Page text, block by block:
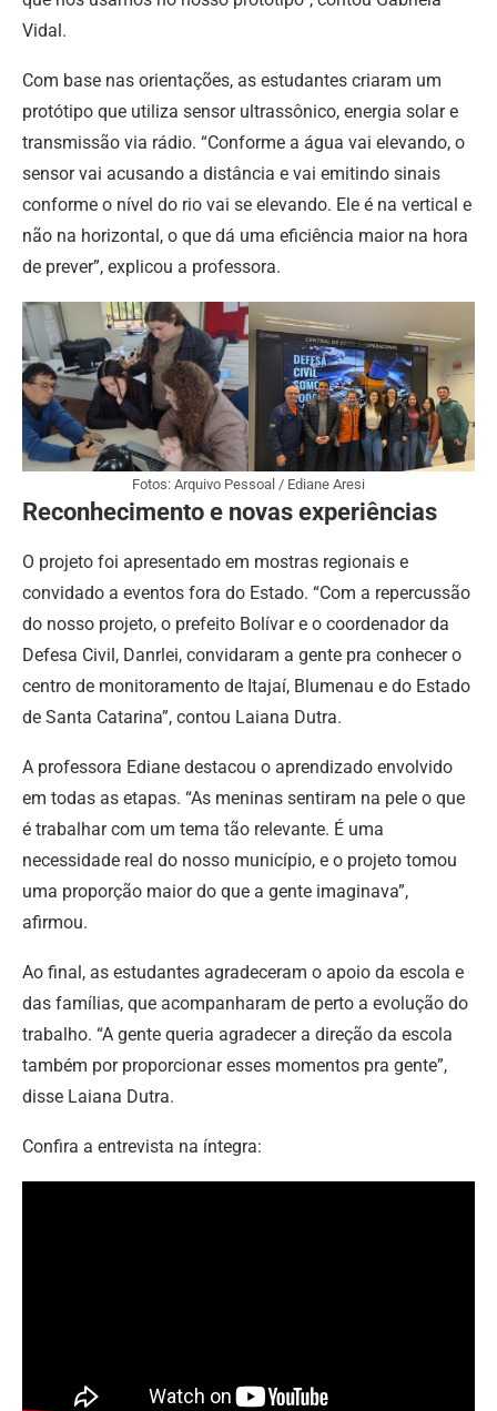
Vidal.
Com base nas orientações, as estudantes criaram um
protótipo que utiliza sensor ultrassônico, energia solar e
transmissão via rádio. “Conforme a água vai elevando, o
sensor vai acusando a distância e vai emitindo sinais
conforme o nível do rio vai se elevando. Ele é na vertical e
não na horizontal, o que dá uma eficiência maior na hora
de prever”, explicou a professora.
Fotos: Arquivo Pessoal / Ediane Aresi
Reconhecimento e novas experiências
O projeto foi apresentado em mostras regionais e
convidado a eventos fora do Estado. “Com a repercussão
do nosso projeto, o prefeito Bolívar e o coordenador da
Defesa Civil, Danrlei, convidaram a gente pra conhecer o
centro de monitoramento de Itajaí, Blumenau e do Estado
de Santa Catarina”, contou Laiana Dutra.
A professora Ediane destacou o aprendizado envolvido
em todas as etapas. “As meninas sentiram na pele o que
é trabalhar com um tema tão relevante. É uma
necessidade real do nosso município, e o projeto tomou
uma proporção maior do que a gente imaginava”,
afirmou.
Ao final, as estudantes agradeceram o apoio da escola e
das famílias, que acompanharam de perto a evolução do
trabalho. “A gente queria agradecer a direção da escola
também por proporcionar esses momentos pra gente”,
disse Laiana Dutra.
Confira a entrevista na íntegra: